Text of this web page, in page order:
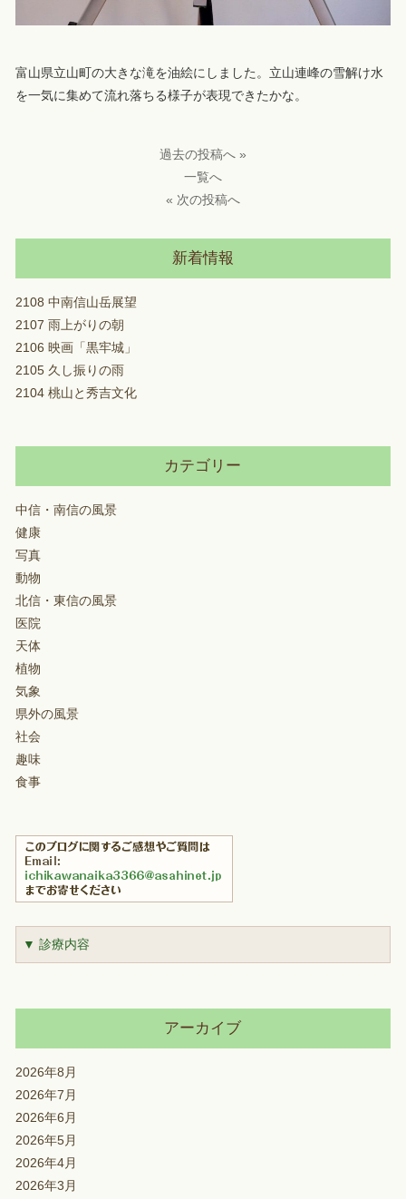
富山県立山町の大きな滝を油絵にしました。立山連峰の雪解け水
を一気に集めて流れ落ちる様子が表現できたかな。
過去の投稿へ »
一覧へ
« 次の投稿へ
新着情報
2108 中南信山岳展望
2107 雨上がりの朝
2106 映画「黒牢城」
2105 久し振りの雨
2104 桃山と秀吉文化
カテゴリー
中信・南信の風景
健康
写真
動物
北信・東信の風景
医院
天体
植物
気象
県外の風景
社会
趣味
食事
▼ 診療内容
アーカイブ
2026年8月
2026年7月
2026年6月
2026年5月
2026年4月
2026年3月